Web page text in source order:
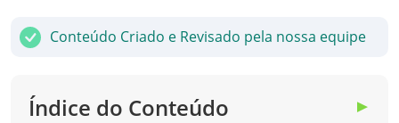
Conteúdo Criado e Revisado pela nossa equipe
Índice do Conteúdo ▼